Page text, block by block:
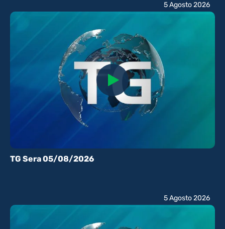
TG Sera 05/08/2026
5 Agosto 2026
5 Agosto 2026